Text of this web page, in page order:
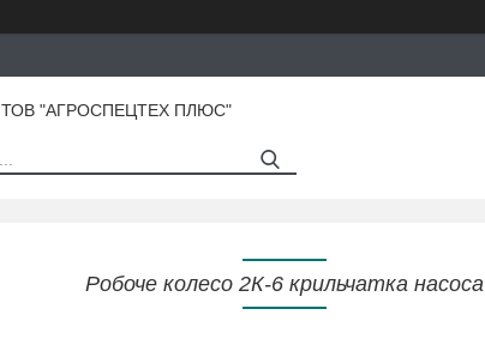
ТОВ "АГРОСПЕЦТЕХ ПЛЮС"
Робоче колесо 2К-6 крильчатка насоса